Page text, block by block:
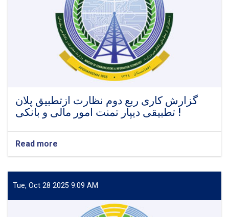
کندوز
پوهنتون
د
داخلي
کنټرول
او
تفتیش
ترسره
گزارش کاری ربع دوم نظارت ازتطبیق پلان
تطبیقی دیپار تمنت امور مالی و بانکی !
Read more
گزارش
ربع
دوم
Tue, Oct 28 2025 9:09 AM